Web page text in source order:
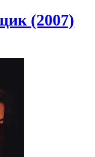
(2007)